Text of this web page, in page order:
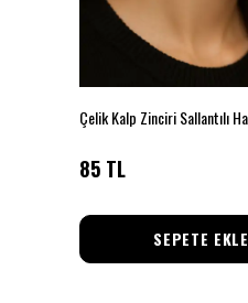
85 TL
SEPETE EKLE